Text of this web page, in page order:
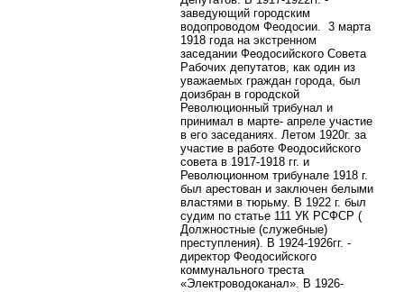
заведующий городским
водопроводом Феодосии.
3 марта
1918 года на экстренном
заседании Феодосийского Совета
Рабочих депутатов, как один из
уважаемых граждан города, был
доизбран в городской
Революционный трибунал и
принимал в марте- апреле участие
в его заседаниях. Летом 1920г. за
участие в работе Феодосийского
совета в 1917-1918 гг. и
Революционном трибунале 1918 г.
был арестован и заключен белыми
властями в тюрьму. В 1922 г. был
судим по статье 111 УК РСФСР (
Должностные (служебные)
преступления). В 1924-1926гг. -
директор Феодосийского
коммунального треста
«Электроводоканал». В 1926-